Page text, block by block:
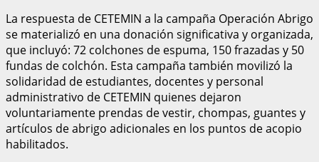
La respuesta de CETEMIN a la campaña Operación Abrigo
se materializó en una donación significativa y organizada,
que incluyó: 72 colchones de espuma, 150 frazadas y 50
fundas de colchón. Esta campaña también movilizó la
solidaridad de estudiantes, docentes y personal
administrativo de CETEMIN quienes dejaron
voluntariamente prendas de vestir, chompas, guantes y
artículos de abrigo adicionales en los puntos de acopio
habilitados.